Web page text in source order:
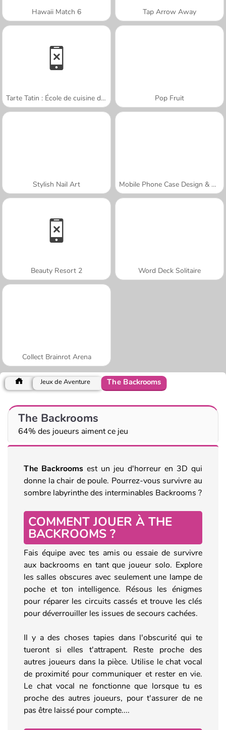
Hawaii Match 6 Tap Arrow Away
Tarte Tatin : École de cuisine de Sara Pop Fruit
Stylish Nail Art Mobile Phone Case Design & DIY
Beauty Resort 2 Word Deck Solitaire
Collect Brainrot Arena
Jeux de Aventure The Backrooms
The Backrooms
64% des joueurs aiment ce jeu
The Backrooms est un jeu d'horreur en 3D qui
donne la chair de poule. Pourrez-vous survivre au
sombre labyrinthe des interminables Backrooms ?
COMMENT JOUER À THE
BACKROOMS ?
Fais équipe avec tes amis ou essaie de survivre
aux backrooms en tant que joueur solo. Explore
les salles obscures avec seulement une lampe de
poche et ton intelligence. Résous les énigmes
pour réparer les circuits cassés et trouve les clés
pour déverrouiller les issues de secours cachées.
Il y a des choses tapies dans l'obscurité qui te
tueront si elles t'attrapent. Reste proche des
autres joueurs dans la pièce. Utilise le chat vocal
de proximité pour communiquer et rester en vie.
Le chat vocal ne fonctionne que lorsque tu es
proche des autres joueurs, pour t'assurer de ne
pas être laissé pour compte....